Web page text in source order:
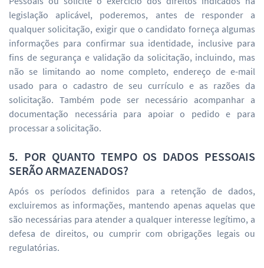
legislação aplicável, poderemos, antes de responder a
qualquer solicitação, exigir que o candidato forneça algumas
informações para confirmar sua identidade, inclusive para
fins de segurança e validação da solicitação, incluindo, mas
não se limitando ao nome completo, endereço de e-mail
usado para o cadastro de seu currículo e as razões da
solicitação. Também pode ser necessário acompanhar a
documentação necessária para apoiar o pedido e para
processar a solicitação.
5. POR QUANTO TEMPO OS DADOS PESSOAIS
SERÃO ARMAZENADOS?
Após os períodos definidos para a retenção de dados,
excluiremos as informações, mantendo apenas aquelas que
são necessárias para atender a qualquer interesse legítimo, a
defesa de direitos, ou cumprir com obrigações legais ou
regulatórias.